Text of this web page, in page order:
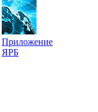
Приложение
ЯРБ